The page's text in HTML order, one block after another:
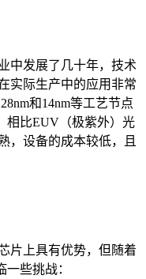
中发展了几十年，技术
实际生产中的应用非常
和14nm等工艺节点
相比EUV（极紫外）光
，设备的成本较低，且
片上具有优势，但随着
些挑战：